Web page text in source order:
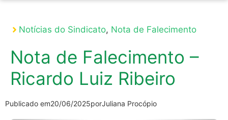
Notícias do Sindicato, Nota de Falecimento
Nota de Falecimento –
Ricardo Luiz Ribeiro
Publicado em20/06/2025porJuliana Procópio